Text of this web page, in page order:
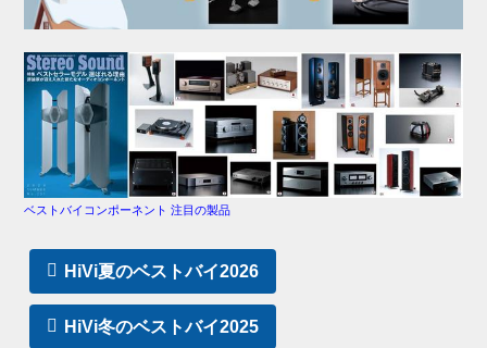
ベストバイコンポーネント 注目の製品
HiVi夏のベストバイ2026
HiVi冬のベストバイ2025